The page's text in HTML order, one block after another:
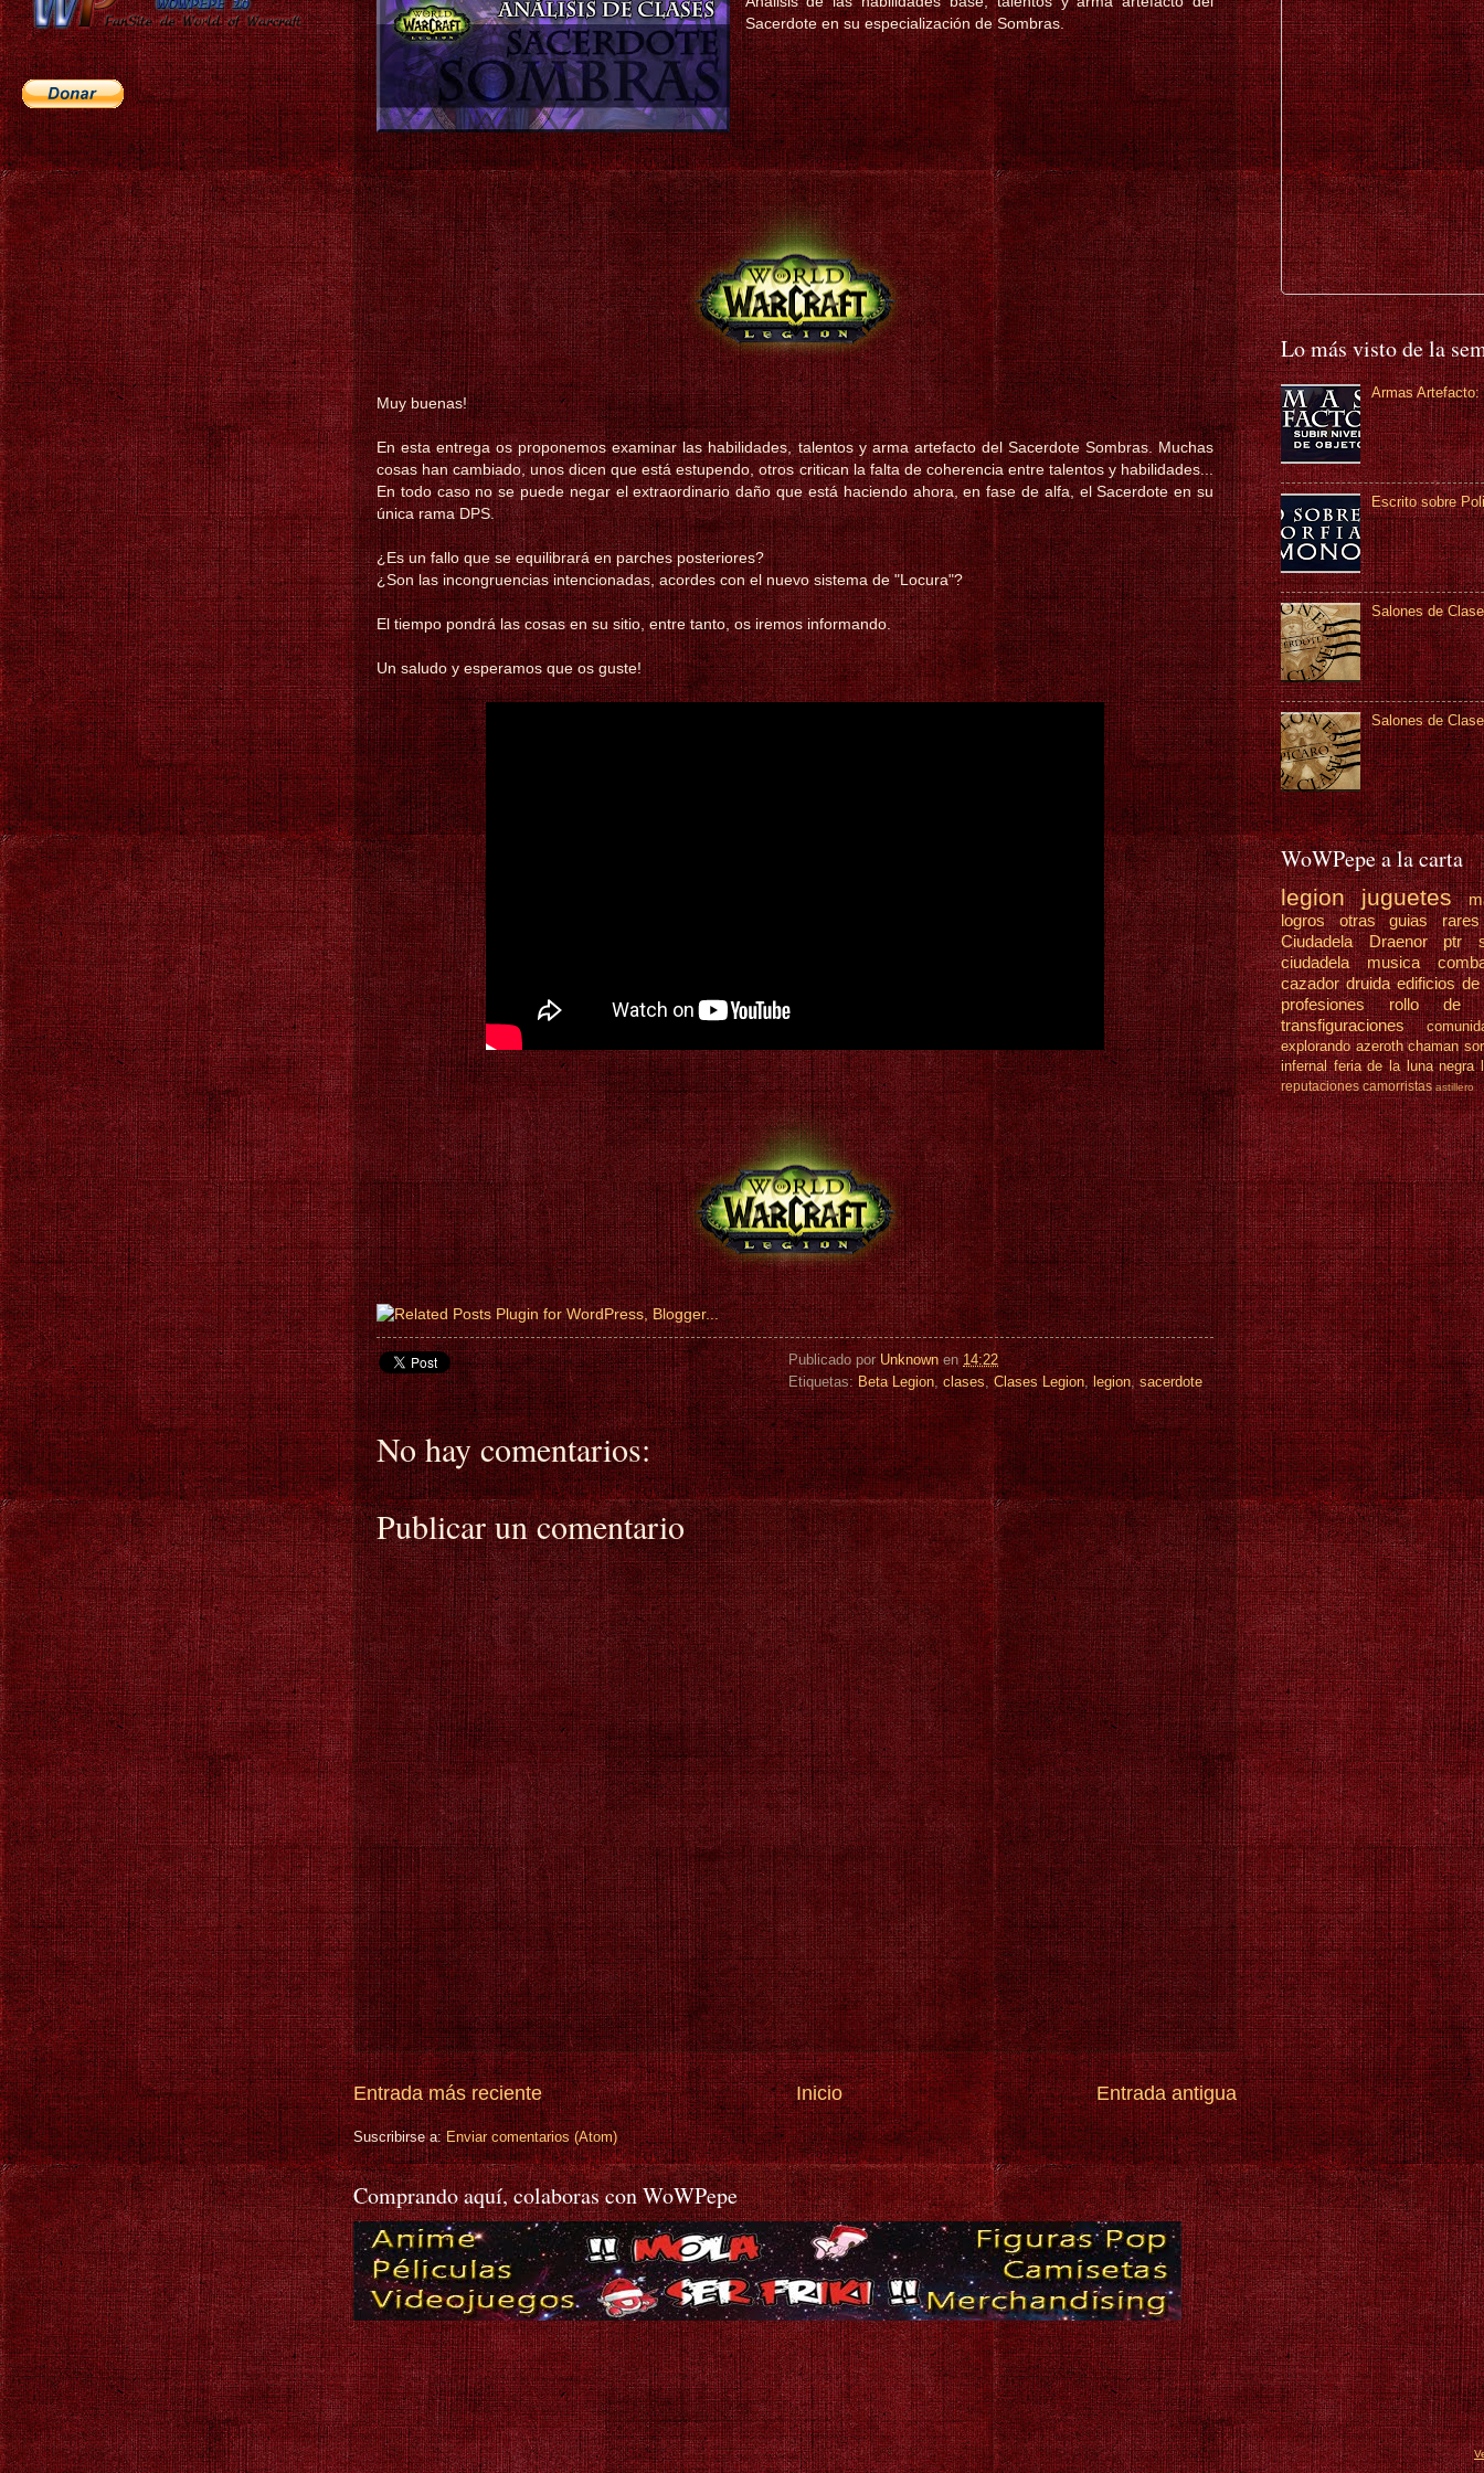
Sacerdote en su especialización de Sombras.
Muy buenas!
En esta entrega os proponemos examinar las habilidades, talentos y arma artefacto del Sacerdote Sombras. Muchas
cosas han cambiado, unos dicen que está estupendo, otros critican la falta de coherencia entre talentos y habilidades...
En todo caso no se puede negar el extraordinario daño que está haciendo ahora, en fase de alfa, el Sacerdote en su
única rama DPS.
¿Es un fallo que se equilibrará en parches posteriores?
¿Son las incongruencias intencionadas, acordes con el nuevo sistema de "Locura"?
El tiempo pondrá las cosas en su sitio, entre tanto, os iremos informando.
Un saludo y esperamos que os guste!
Publicado porUnknown en14:22
Etiquetas:Beta Legion,clases,Clases Legion,legion,sacerdote
No hay comentarios:
Publicar un comentario
Entrada más reciente Entrada antigua
Inicio
Suscribirse a:Enviar comentarios (Atom)
Comprando aquí, colaboras con WoWPepe
Lo más visto de la
Armas
Escrito sobre
Salones de
Salones de
WoWPepe a la carta
legion juguetes
logros
otras guias
Ciudadela Draenor
ptr
ciudadela
musica
cazador druida edificios
profesiones
rollo de
transfiguraciones
explorando azeroth chaman
infernal feria de la luna negra
reputaciones camorristas astillero